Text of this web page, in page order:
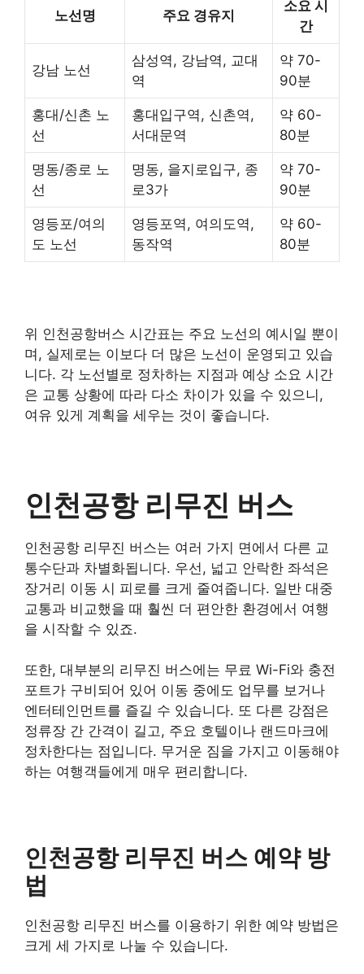
노선명 주요 경유지
소요 시
간
강남 노선
삼성역, 강남역, 교대
역
약 70-
90분
홍대/신촌 노
선
홍대입구역, 신촌역,
서대문역
약 60-
80분
명동/종로 노
선
명동, 을지로입구, 종
로3가
약 70-
90분
영등포/여의
도 노선
영등포역, 여의도역,
동작역
약 60-
80분
위 인천공항버스 시간표는 주요 노선의 예시일 뿐이
며, 실제로는 이보다 더 많은 노선이 운영되고 있습
니다. 각 노선별로 정차하는 지점과 예상 소요 시간
은 교통 상황에 따라 다소 차이가 있을 수 있으니,
여유 있게 계획을 세우는 것이 좋습니다.
인천공항 리무진 버스
인천공항 리무진 버스는 여러 가지 면에서 다른 교
통수단과 차별화됩니다. 우선, 넓고 안락한 좌석은
장거리 이동 시 피로를 크게 줄여줍니다. 일반 대중
교통과 비교했을 때 훨씬 더 편안한 환경에서 여행
을 시작할 수 있죠.
또한, 대부분의 리무진 버스에는 무료 Wi-Fi와 충전
포트가 구비되어 있어 이동 중에도 업무를 보거나
엔터테인먼트를 즐길 수 있습니다. 또 다른 강점은
정류장 간 간격이 길고, 주요 호텔이나 랜드마크에
정차한다는 점입니다. 무거운 짐을 가지고 이동해야
하는 여행객들에게 매우 편리합니다.
인천공항 리무진 버스 예약 방
법
인천공항 리무진 버스를 이용하기 위한 예약 방법은
크게 세 가지로 나눌 수 있습니다.